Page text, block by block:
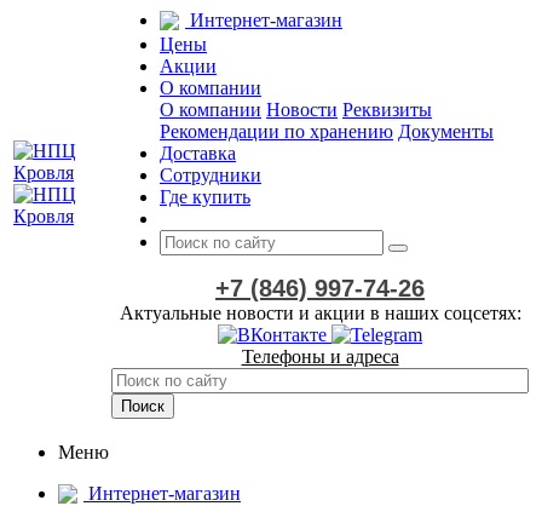
Интернет-магазин
Цены
Акции
О компании
О компании Новости Реквизиты
Рекомендации по хранению Документы
Доставка
Сотрудники
Где купить
+7 (846) 997-74-26
Актуальные новости и акции в наших соцсетях:
Телефоны и адреса
Меню
Интернет-магазин